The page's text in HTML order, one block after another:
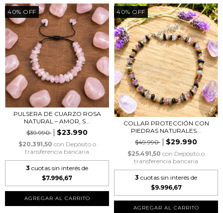
40% OFF
PULSERA DE CUARZO ROSA
NATURAL – AMOR, S...
$39.990
$23.990
$20.391,50 con Depósito o
transferencia bancaria
3 cuotas sin interés de
$7.996,67
40% OFF
COLLAR PROTECCIÓN CON
PIEDRAS NATURALES...
$49.990
$29.990
$25.491,50 con Depósito o
transferencia bancaria
3 cuotas sin interés de
$9.996,67